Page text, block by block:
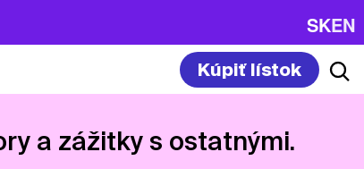
SKEN
Kúpiť lístok
a zážitky s ostatnými.